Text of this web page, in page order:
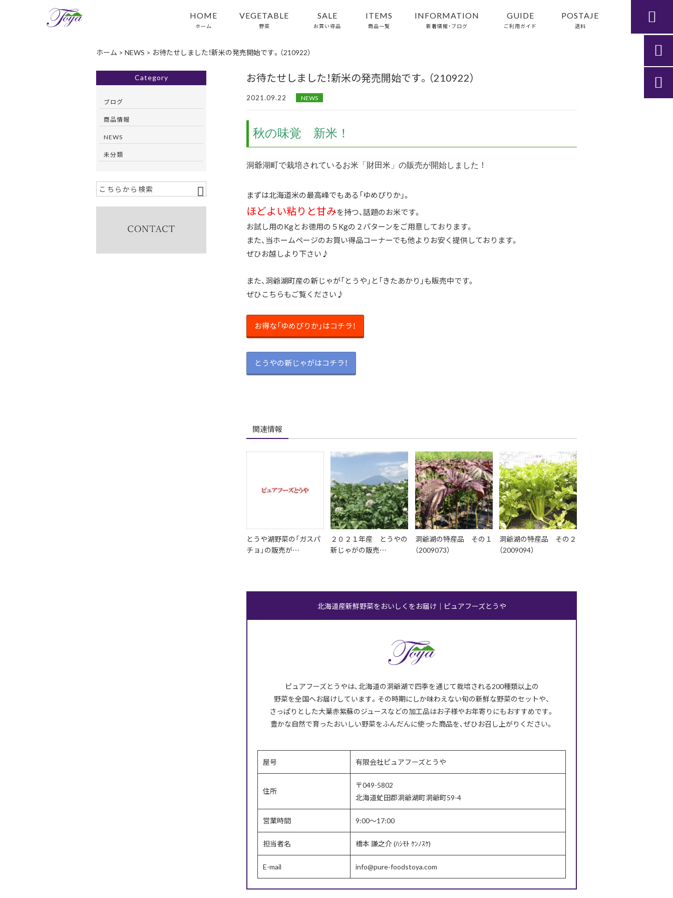
HOME
ホーム
VEGETABLE
野菜
SALE
お買い得品
ITEMS
商品一覧
INFORMATION
新着情報・ブログ
GUIDE
ご利用ガイド
POSTAJE
送料

ホーム > NEWS > お待たせしました！新米の発売開始です。（210922）
お待たせしました！新米の発売開始です。（210922）
2021.09.22 NEWS
秋の味覚 新米！
洞爺湖町で栽培されているお米「財田米」の販売が開始しました！
まずは北海道米の最高峰でもある「ゆめぴりか」。
ほどよい粘りと甘みを持つ、話題のお米です。
お試し用のKgとお徳用の５Kgの２パターンをご用意しております。
また、当ホームページのお買い得品コーナーでも他よりお安く提供しております。
ぜひお越しより下さい♪
また、洞爺湖町産の新じゃが「とうや」と「きたあかり」も販売中です。
ぜひこちらもご覧ください♪
お得な「ゆめぴりか」はコチラ！
とうやの新じゃがはコチラ！
関連情報
とうや湖野菜の「ガスパ
チョ」の販売が…
２０２１年産 とうやの
新じゃがの販売…
洞爺湖の特産品 その１
（2009073）
洞爺湖の特産品 その２
（2009094）
北海道産新鮮野菜をおいしくをお届け｜ピュアフーズとうや
ピュアフーズとうやは、北海道の洞爺湖で四季を通じて栽培される200種類以上の
野菜を全国へお届けしています。その時期にしか味わえない旬の新鮮な野菜のセットや、
さっぱりとした大葉赤紫蘇のジュースなどの加工品はお子様やお年寄りにもおすすめです。
豊かな自然で育ったおいしい野菜をふんだんに使った商品を、ぜひお召し上がりください。
屋号 有限会社ピュアフーズとうや
住所
〒049-5802
北海道虻田郡洞爺湖町洞爺町59-4
営業時間 9:00～17:00
担当者名 橋本 謙之介 (ﾊｼﾓﾄ ｹﾝﾉｽｹ)
E-mail info@pure-foodstoya.com
Category
ブログ
商品情報
NEWS
未分類

